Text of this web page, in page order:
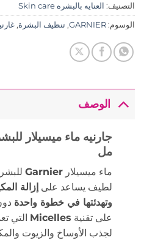
التصنيف: العنايه بالبشره Skin care
الوسوم: GARNIER
, تنظيف البشرة,
الوصف
مل
ماء ميسيلار Garnier
لطيف يساعد على إزالة
وتهدئتها في خطوة واحدة
على تقنية Micelles التي
لجذب الأوساخ والزيوت